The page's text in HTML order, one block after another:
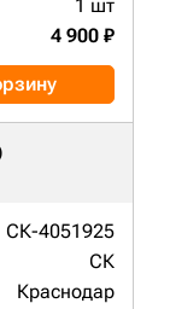
1 шт
4 900 ₽
СК-4051925
СК
Краснодар